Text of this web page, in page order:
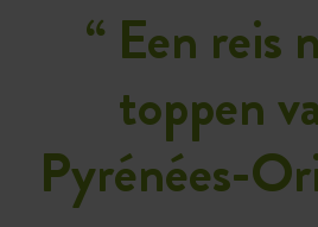
“ Een reis
toppen
Pyrénées-